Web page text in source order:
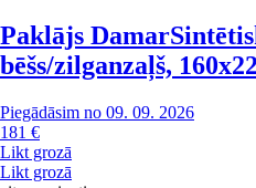
Paklājs Damar
bēšs/zilganzaļš,
Piegādāsim no 09. 09. 2026
181 €
Likt grozā
Likt grozā